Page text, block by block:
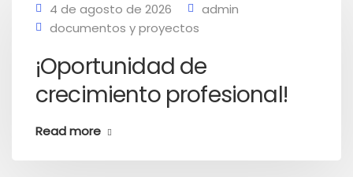
4 de agosto de 2026
admin
documentos y proyectos
¡Oportunidad de
crecimiento profesional!
Read more